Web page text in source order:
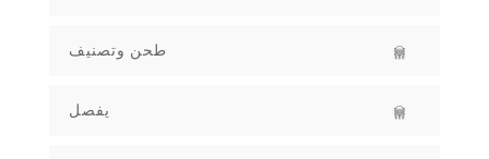
طحن وتصنيف
يفصل